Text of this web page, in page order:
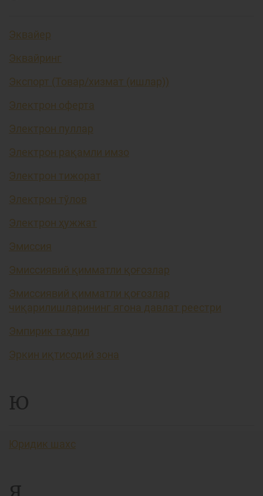
Эквайер
Эквайринг
Экспорт (Товар/хизмат (ишлар))
Электрон оферта
Электрон пуллар
Электрон рақамли имзо
Электрон тижорат
Электрон тўлов
Электрон ҳужжат
Эмиссия
Эмиссиявий қимматли қоғозлар
Эмиссиявий қимматли қоғозлар
чиқарилишларининг ягона давлат реестри
Эмпирик таҳлил
Эркин иқтисодий зона
Ю
Юридик шахс